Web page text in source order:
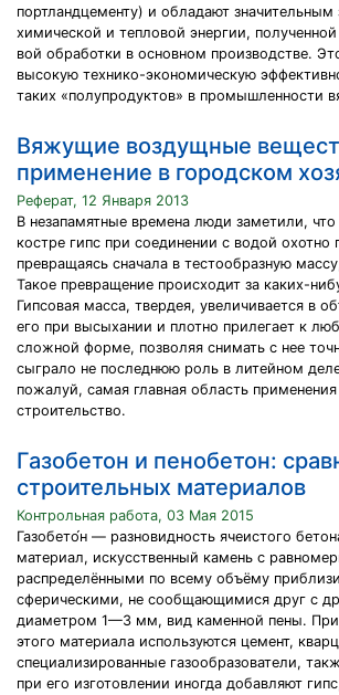
портландцементу) и обладают значительным
химической и тепловой энергии,
вой обработки в основном производстве.
высокую технико-экономическую
таких «полупродуктов» в промышленности
Вяжущие воздущные
применение в городском
Реферат, 12 Января 2013
В незапамятные времена люди заметили,
костре гипс при соединении с водой охотно
превращаясь сначала в тестообразную
Такое превращение происходит за каких-
Гипсовая масса, твердея, увеличивается в
его при высыхании и плотно прилегает к
сложной форме, позволяя снимать с нее
сыграло не последнюю роль в литейном
пожалуй, самая главная область
строительство.
Газобетон и пенобетон:
строительных материалов
Контрольная работа, 03 Мая 2015
Газобето́н — разновидность ячеистого
материал, искусственный камень с
распределёнными по всему объёму
сферическими, не сообщающимися друг с
диаметром 1—3 мм, вид каменной пены. При
этого материала используются цемент,
специализированные газообразователи,
при его изготовлении иногда добавляют